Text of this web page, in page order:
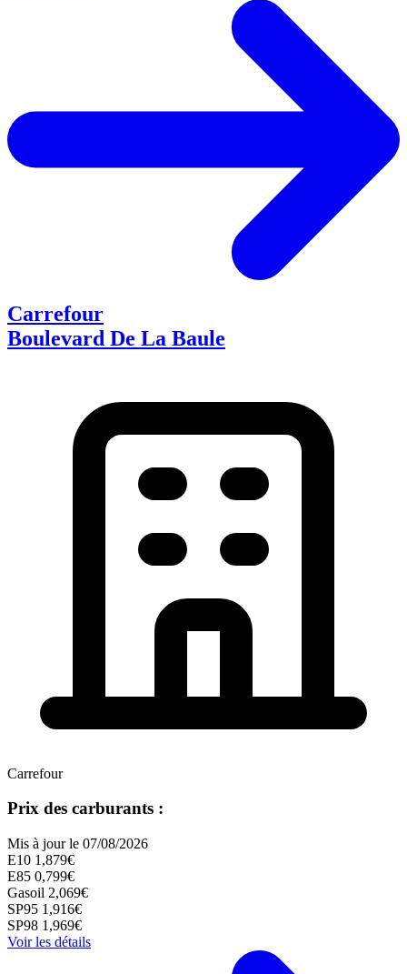
Carrefour
Boulevard De La Baule
Carrefour
Prix des carburants :
Mis à jour le 07/08/2026
E10 1,879€
E85 0,799€
Gasoil 2,069€
SP95 1,916€
SP98 1,969€
Voir les détails